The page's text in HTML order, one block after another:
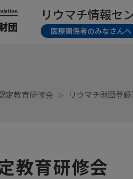
リウマチ情報セ
医療関係者のみなさんへ
定教育研修会 リウマチ財団登
教育研修会